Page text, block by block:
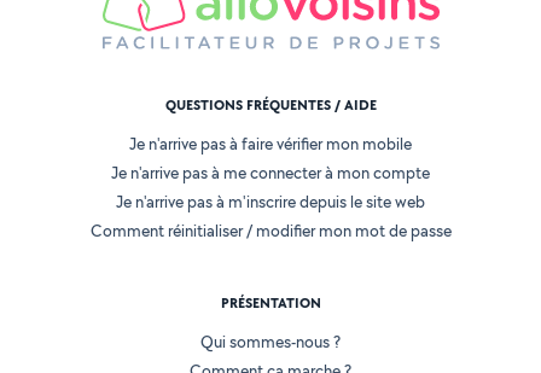
QUESTIONS FRÉQUENTES / AIDE
Je n'arrive pas à faire vérifier mon mobile
Je n'arrive pas à me connecter à mon compte
Je n'arrive pas à m'inscrire depuis le site web
Comment réinitialiser / modifier mon mot de passe
PRÉSENTATION
Qui sommes-nous ?